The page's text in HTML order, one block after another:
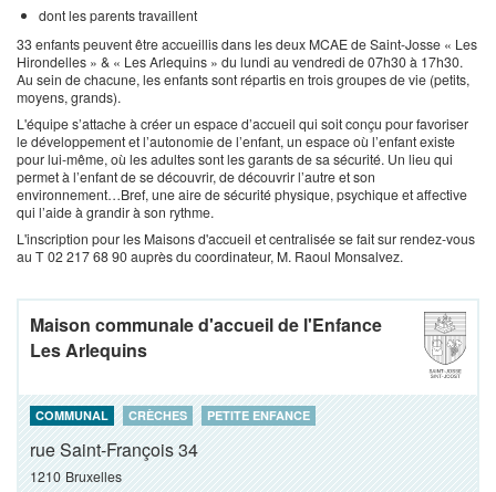
dont les parents travaillent
33 enfants peuvent être accueillis dans les deux MCAE de Saint-Josse « Les
Hirondelles » & « Les Arlequins » du lundi au vendredi de 07h30 à 17h30.
Au sein de chacune, les enfants sont répartis en trois groupes de vie (petits,
moyens, grands).
L'équipe s’attache à créer un espace d’accueil qui soit conçu pour favoriser
le développement et l’autonomie de l’enfant, un espace où l’enfant existe
pour lui-même, où les adultes sont les garants de sa sécurité. Un lieu qui
permet à l’enfant de se découvrir, de découvrir l’autre et son
environnement…Bref, une aire de sécurité physique, psychique et affective
qui l’aide à grandir à son rythme.
L'inscription pour les Maisons d'accueil et centralisée se fait sur rendez-vous
au T 02 217 68 90 auprès du coordinateur, M. Raoul Monsalvez.
Maison communale d'accueil de l'Enfance
Les Arlequins
COMMUNAL CRÈCHES PETITE ENFANCE
rue Saint-François 34
1210 Bruxelles